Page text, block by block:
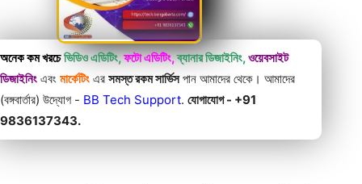
অনেক কম খরচে ভিডিও এডিটিং,ফটো এডিটিং,ব্যানার ডিজাইনিং,ওয়েবসাইট
ডিজাইনিং এবং মার্কেটিং এর সমস্ত রকম সার্ভিসপান আমাদের থেকে। আমাদের
(বঙ্গবার্তার) উদ্যোগ - BB Tech Support. যোগাযোগ - +91
9836137343.